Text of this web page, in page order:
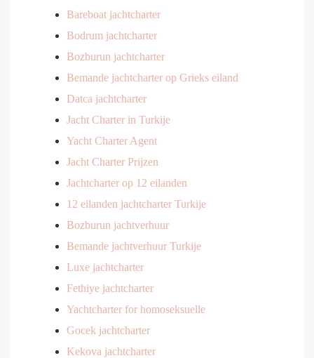
Bareboat jachtcharter
Bodrum jachtcharter
Bozburun jachtcharter
Bemande jachtcharter op Grieks eiland
Datca jachtcharter
Jacht Charter in Turkije
Yacht Charter Agent
Jacht Charter Prijzen
Jachtcharter op 12 eilanden
12 eilanden jachtcharter Turkije
Bozburun jachtverhuur
Bemande jachtverhuur Turkije
Luxe jachtcharter
Fethiye jachtcharter
Yachtcharter for homoseksuelle
Gocek jachtcharter
Kekova jachtcharter